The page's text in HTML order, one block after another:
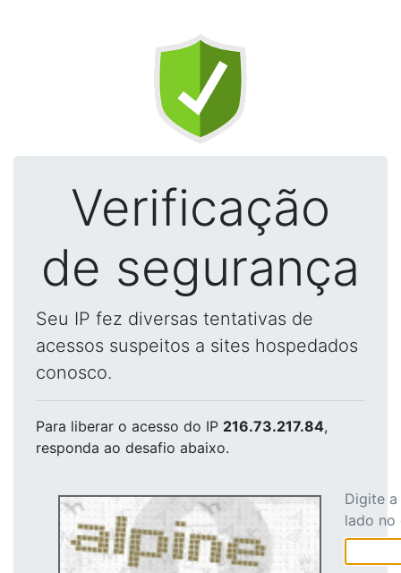
Verificação
de segurança
Seu IP fez diversas tentativas de
acessos suspeitos a sites hospedados
conosco.
Para liberar o acesso do IP 216.73.217.84,
responda ao desafio abaixo.
Digite
lado no